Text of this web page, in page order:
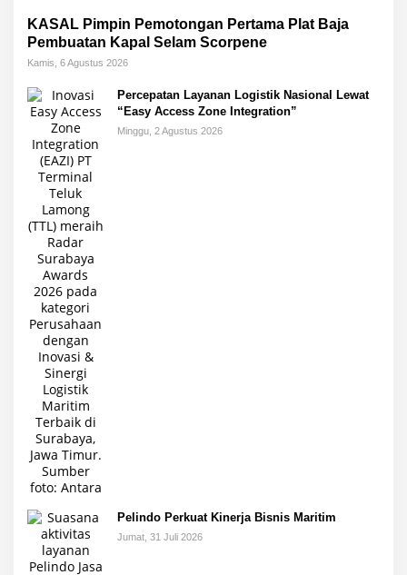
KASAL Pimpin Pemotongan Pertama Plat Baja
Pembuatan Kapal Selam Scorpene
Kamis, 6 Agustus 2026
Percepatan Layanan Logistik Nasional Lewat
“Easy Access Zone Integration”
Minggu, 2 Agustus 2026
Pelindo Perkuat Kinerja Bisnis Maritim
Jumat, 31 Juli 2026